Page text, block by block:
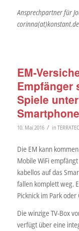
Ansprechpartner für
corinna(at)konstant.de
EM-
Empfänger
Spiele
10. Mai 2016 / in TERRATEC
Die EM kann
Mobile WiFi
kabellos auf das
fallen komplett weg.
Picknick im Park
Die winzige TV-Box
verfügt über eine